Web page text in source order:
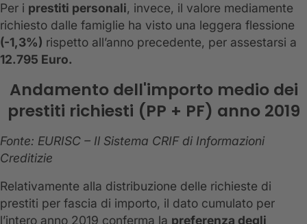
Per i prestiti personali, invece, il valore mediamente
richiesto dalle famiglie ha visto una leggera flessione
(-1,3%) rispetto all’anno precedente, per assestarsi a
12.795 Euro.
Andamento dell'importo medio dei
prestiti richiesti (PP + PF) anno 2019
Fonte: EURISC – Il Sistema CRIF di Informazioni
Creditizie
Relativamente alla distribuzione delle richieste di
prestiti per fascia di importo, il dato cumulato per
l’intero anno 2019 conferma la preferenza degli